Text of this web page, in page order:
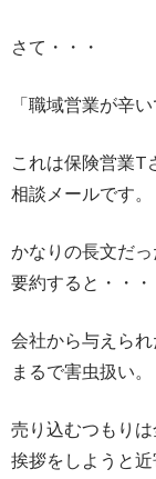
さて・・・
「職域営業が辛い
これは保険営業T
相談メールです。
かなりの長文だ
要約すると・・・
会社から与えら
まるで害虫扱い。
売り込むつもりは
挨拶をしようと近